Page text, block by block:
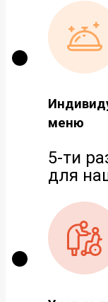
меню
5-ти
для